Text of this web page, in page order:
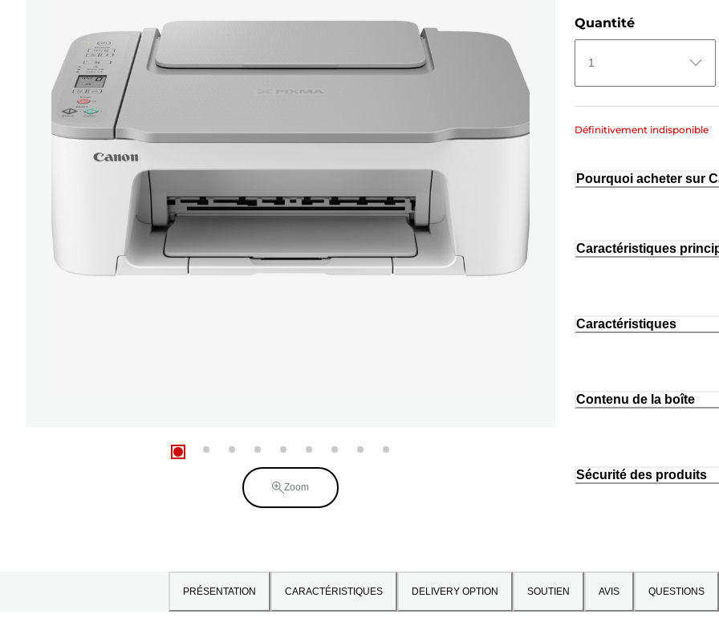
Zoom
Quantité
1
Définitivement indisponible
Pourquoi acheter sur
Caractéristiques
Caractéristiques
Contenu de la boîte
Sécurité des produits
PRÉSENTATION CARACTÉRISTIQUES DELIVERY OPTION SOUTIEN AVIS QUESTIONS